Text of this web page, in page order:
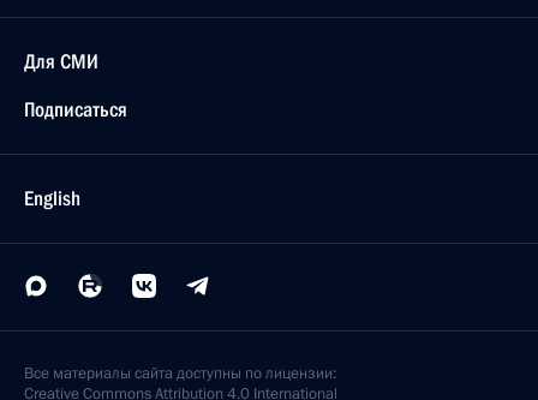
Для СМИ
Подписаться
English
Все материалы сайта доступны по лицензии:
Creative Commons Attribution 4.0 International